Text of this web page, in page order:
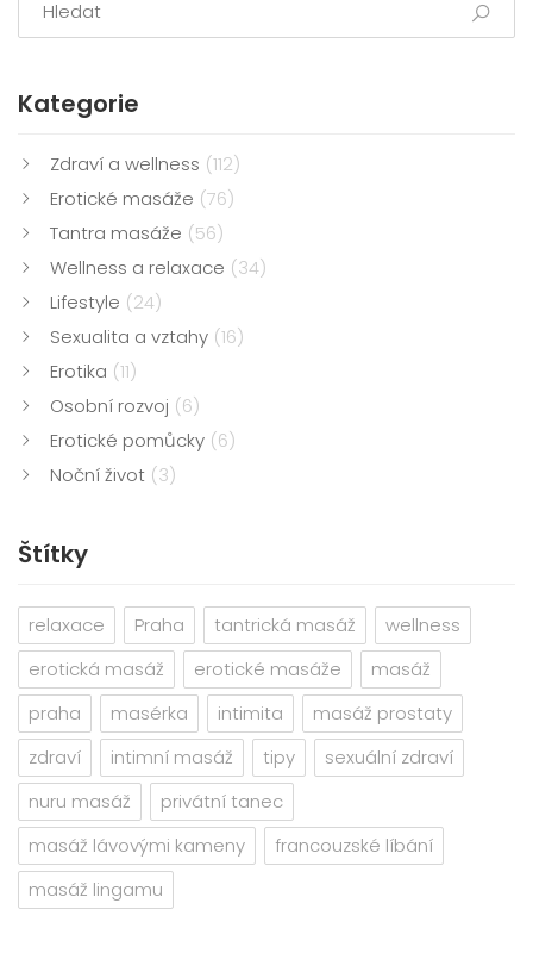
Kategorie
Zdraví a wellness (112)
Erotické masáže (76)
Tantra masáže (56)
Wellness a relaxace (34)
Lifestyle (24)
Sexualita a vztahy (16)
Erotika (11)
Osobní rozvoj (6)
Erotické pomůcky (6)
Noční život (3)
Štítky
relaxace Praha tantrická masáž
wellness
erotická masáž
erotické masáže
masáž
praha
masérka intimita
masáž prostaty
zdraví
intimní masáž tipy
sexuální zdraví
nuru masáž
privátní tanec
masáž lávovými kameny
francouzské líbání
masáž lingamu